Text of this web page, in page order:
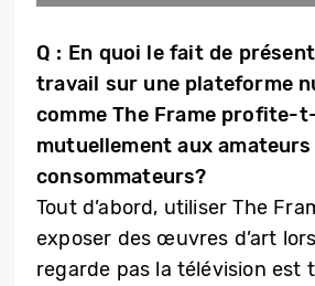
Q : En quoi le fait de
travail sur une plateforme
comme The Frame profite-
mutuellement aux amateurs
consommateurs?
Tout d’abord, utiliser The
exposer des œuvres d’art
regarde pas la télévision est